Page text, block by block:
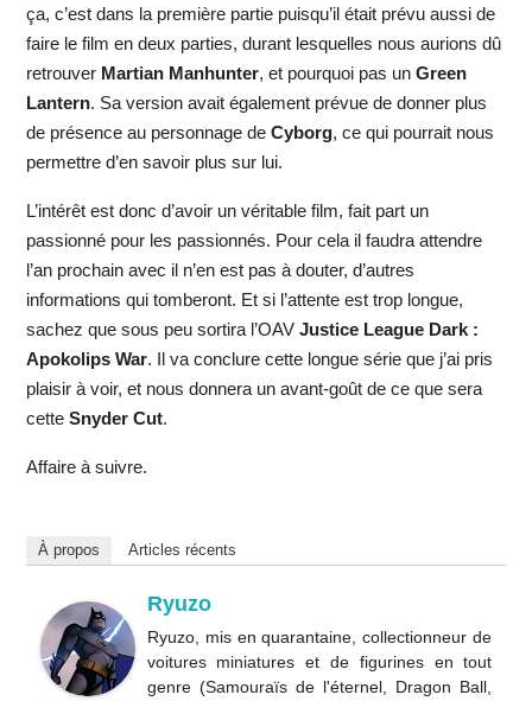
ça, c’est dans la première partie puisqu’il était prévu aussi de
faire le film en deux parties, durant lesquelles nous aurions dû
retrouver Martian Manhunter, et pourquoi pas un Green
Lantern. Sa version avait également prévue de donner plus
de présence au personnage de Cyborg, ce qui pourrait nous
permettre d’en savoir plus sur lui.
L’intérêt est donc d’avoir un véritable film, fait part un
passionné pour les passionnés. Pour cela il faudra attendre
l’an prochain avec il n’en est pas à douter, d’autres
informations qui tomberont. Et si l’attente est trop longue,
sachez que sous peu sortira l’OAV Justice League Dark :
Apokolips War. Il va conclure cette longue série que j’ai pris
plaisir à voir, et nous donnera un avant-goût de ce que sera
cette Snyder Cut.
Affaire à suivre.
À propos Articles récents
Ryuzo
Ryuzo, mis en quarantaine, collectionneur de
voitures miniatures et de figurines en tout
genre (Samouraïs de l'éternel, Dragon Ball,